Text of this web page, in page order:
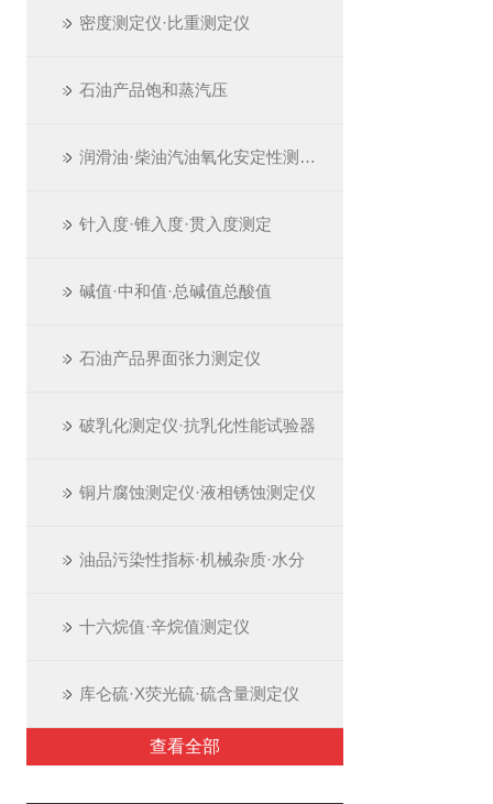
密度测定仪·比重测定仪
石油产品饱和蒸汽压
润滑油·柴油汽油氧化安定性测定仪
针入度·锥入度·贯入度测定
碱值·中和值·总碱值总酸值
石油产品界面张力测定仪
破乳化测定仪·抗乳化性能试验器
铜片腐蚀测定仪·液相锈蚀测定仪
油品污染性指标·机械杂质·水分
十六烷值·辛烷值测定仪
库仑硫·X荧光硫·硫含量测定仪
查看全部